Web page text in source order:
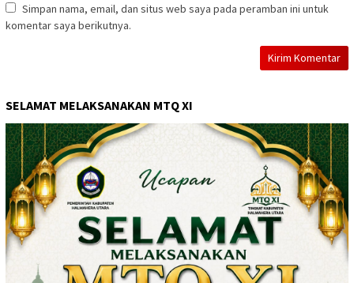
Simpan nama, email, dan situs web saya pada peramban ini untuk
komentar saya berikutnya.
SELAMAT MELAKSANAKAN MTQ XI